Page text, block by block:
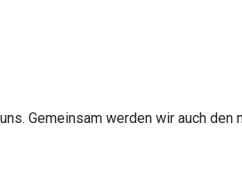
Gemeinsam werden wir auch den